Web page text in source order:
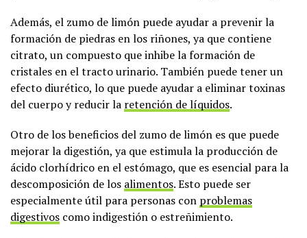
Además, el zumo de limón puede ayudar a prevenir la
formación de piedras en los riñones, ya que contiene
citrato, un compuesto que inhibe la formación de
cristales en el tracto urinario. También puede tener un
efecto diurético, lo que puede ayudar a eliminar toxinas
del cuerpo y reducir la retención de líquidos.
Otro de los beneficios del zumo de limón es que puede
mejorar la digestión, ya que estimula la producción de
ácido clorhídrico en el estómago, que es esencial para la
descomposición de los alimentos. Esto puede ser
especialmente útil para personas con problemas
digestivos como indigestión o estreñimiento.